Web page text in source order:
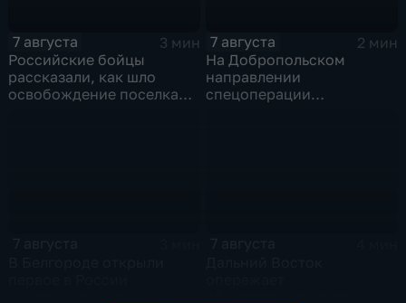
7 августа
3 мин
Российские бойцы
рассказали, как шло
освобождение поселка
7 августа
2 мин
На Добропольском
направлении
спецоперации